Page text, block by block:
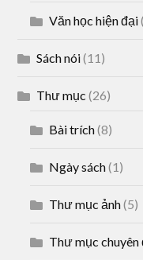
Văn học hiện đại
Sách nói(11)
Thư mục (26)
Bài trích(8)
Ngày sách(1)
Thư mục ảnh(5)
Thư mục chuyên